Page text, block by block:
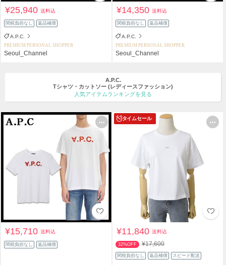
¥25,940送料込
関税負担なし 返品補償
A.P.C.
PREMIUM PERSONAL SHOPPER
Seoul_Channel
¥14,350送料込
関税負担なし 返品補償
A.P.C.
PREMIUM PERSONAL SHOPPER
Seoul_Channel
A.P.C.
Tシャツ・カットソー (レディースファッション)
人気アイテムランキングを見る
¥15,710送料込
関税負担なし 返品補償
タイムセール
¥11,840送料込
32%OFF ¥17,600
関税負担なし 返品補償 スピード配送